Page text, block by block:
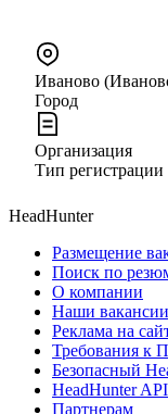
Иваново
Город
Организация
Тип регистрации
HeadHunter
Размещение
Поиск по
О компании
Наши вакансии
Реклама на
Требования к
Безопасный
HeadHunter API
Партнерам